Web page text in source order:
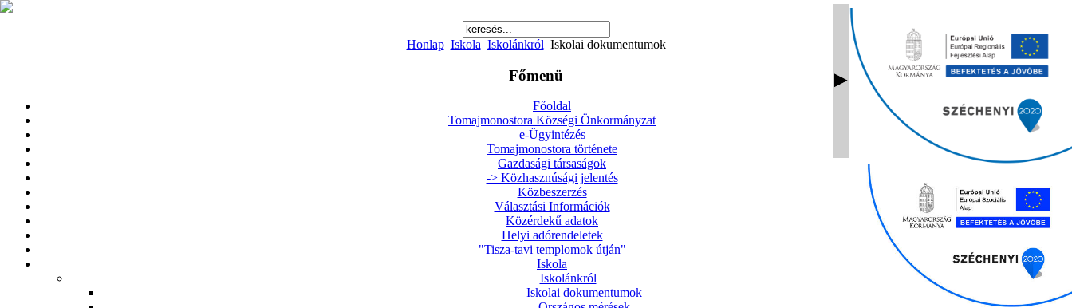
Honlap Iskola Iskolánkról Iskolai dokumentumok
Főmenü
Főoldal
Tomajmonostora Községi Önkormányzat
e-Ügyintézés
Tomajmonostora története
Gazdasági társaságok
-> Közhasznúsági jelentés
Közbeszerzés
Választási Információk
Közérdekű adatok
Helyi adórendeletek
"Tisza-tavi templomok útján"
Iskola
Iskolánkról
Iskolai dokumentumok